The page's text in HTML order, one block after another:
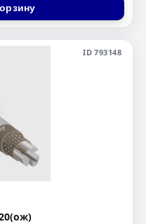
ID 793148